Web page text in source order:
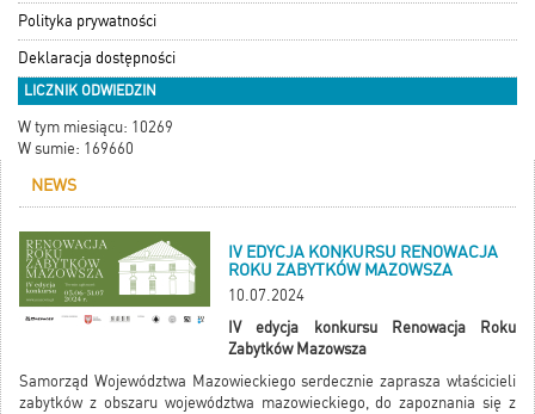
Polityka prywatności
Deklaracja dostępności
LICZNIK ODWIEDZIN
W tym miesiącu: 10269
W sumie: 169660
NEWS
IV EDYCJA KONKURSU RENOWACJA
ROKU ZABYTKÓW MAZOWSZA
10.07.2024
IV edycja konkursu Renowacja Roku
Zabytków Mazowsza
Samorząd Województwa Mazowieckiego serdecznie zaprasza właścicieli
zabytków z obszaru województwa mazowieckiego, do zapoznania się z